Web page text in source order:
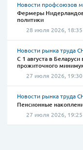
Новости профсоюзов
Фермеры Нидерландов
политики
28 июля 2026, 18:35
Новости рынка труда
С 1 августа в
прожиточного
27 июля 2026, 19:30
Новости рынка труда
Пенсионные
27 июля 2026, 19:25